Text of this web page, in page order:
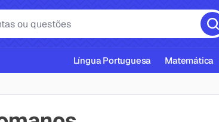
Língua Portuguesa Matemática